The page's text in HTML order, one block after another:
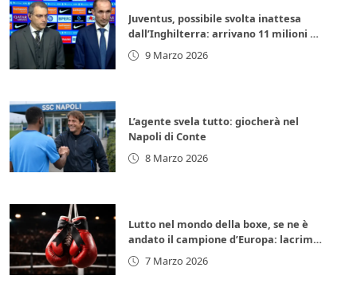
Juventus, possibile svolta inattesa
dall’Inghilterra: arrivano 11 milioni di
euro subito
9 Marzo 2026
L’agente svela tutto: giocherà nel
Napoli di Conte
8 Marzo 2026
Lutto nel mondo della boxe, se ne è
andato il campione d’Europa: lacrime
per la leggenda italiana
7 Marzo 2026